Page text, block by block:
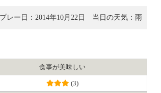
プレー日：2014年10月22日 当日の天気：雨
食事が美味しい
(3)